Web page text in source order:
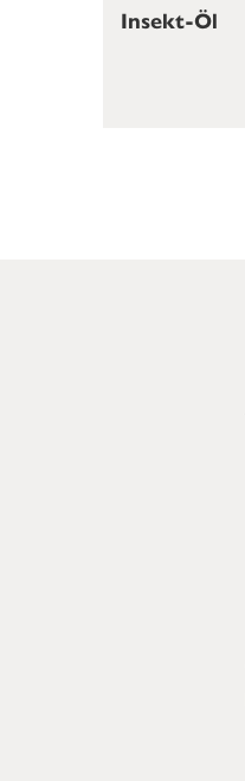
Insekt-Öl